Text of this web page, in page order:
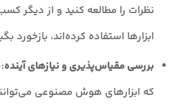
نظرات را مطالعه کنید و از دیگر
ابزارها استفاده کرده‌اند، بازخورد
بررسی مقیاس‌پذیری و نیازهای آینده
که ابزارهای هوش مصنوعی